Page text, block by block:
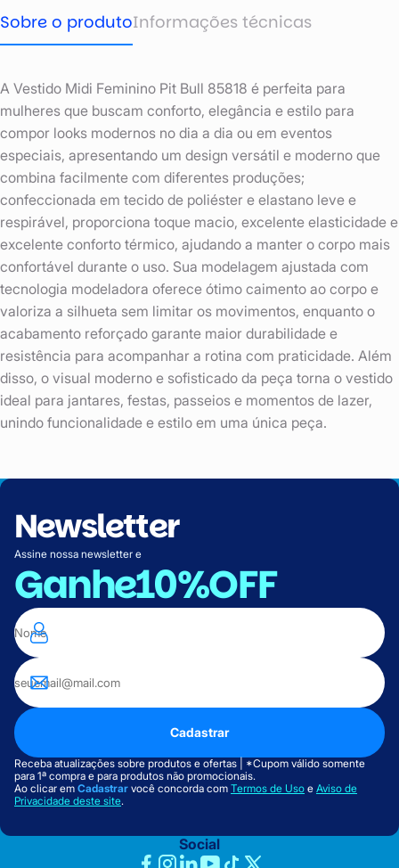
Sobre o produtoInformações técnicas
A Vestido Midi Feminino Pit Bull 85818 é perfeita para
mulheres que buscam conforto, elegância e estilo para
compor looks modernos no dia a dia ou em eventos
especiais, apresentando um design versátil e moderno que
combina facilmente com diferentes produções;
confeccionada em tecido de poliéster e elastano leve e
respirável, proporciona toque macio, excelente elasticidade e
excelente conforto térmico, ajudando a manter o corpo mais
confortável durante o uso. Sua modelagem ajustada com
tecnologia modeladora oferece ótimo caimento ao corpo e
valoriza a silhueta sem limitar os movimentos, enquanto o
acabamento reforçado garante maior durabilidade e
resistência para acompanhar a rotina com praticidade. Além
disso, o visual moderno e sofisticado da peça torna o vestido
ideal para jantares, festas, passeios e momentos de lazer,
unindo funcionalidade e estilo em uma única peça.
Newsletter
Assine nossa newsletter e
Ganhe10%OFF
Cadastrar
Receba atualizações sobre produtos e ofertas | *Cupom válido somente
para 1ª compra e para produtos não promocionais.
Ao clicar em Cadastrar você concorda com Termos de Uso e Aviso de
Privacidade deste site.
Social